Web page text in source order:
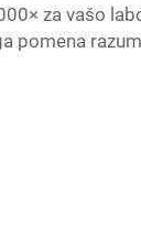
za vašo
pomena
2025, da bi